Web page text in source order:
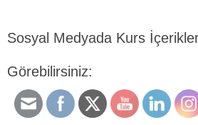
Sosyal Medyada Kurs
Görebilirsiniz: